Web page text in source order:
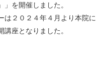
を開催しました。
は２０２４年４月より本院に
座となりました。